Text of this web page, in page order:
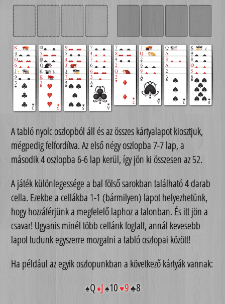
A tabló nyolc oszlopból áll és az összes kártyalapot kiosztjuk,
mégpedig felfordítva. Az első négy oszlopba 7-7 lap, a
második 4 oszlopba 6-6 lap kerül, így jön ki összesen az 52.
A játék különlegessége a bal fölső sarokban található 4 darab
cella. Ezekbe a cellákba 1-1 (bármilyen) lapot helyezhetünk,
hogy hozzáférjünk a megfelelő laphoz a talonban. És itt jön a
csavar! Ugyanis minél több cellánk foglalt, annál kevesebb
lapot tudunk egyszerre mozgatni a tabló oszlopai között!
Ha például az egyik oszlopunkban a következő kártyák vannak:
♠Q ♦J ♠10 ♥9 ♣8